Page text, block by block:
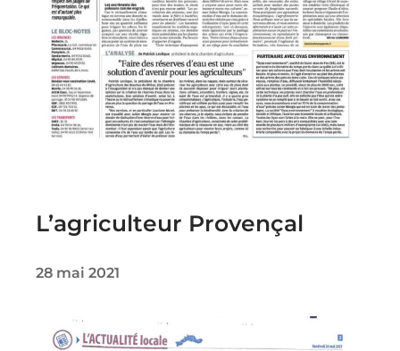
L’agriculteur Provençal
28 mai 2021